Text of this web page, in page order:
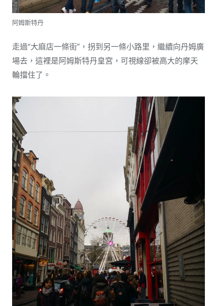
阿姆斯特丹
走過“大麻店一條街”，拐到另一條小路里，繼續向丹姆廣
場去，這裡是阿姆斯特丹皇宮，可視線卻被高大的摩天
輪擋住了。